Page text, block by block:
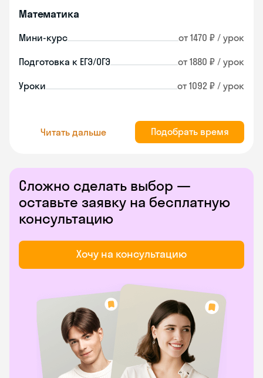
Математика
Мини-курс от 1470 ₽ / урок
Подготовка к ЕГЭ/ОГЭ от 1880 ₽ / урок
Уроки от 1092 ₽ / урок
Читать дальше Подобрать время
Сложно сделать выбор —
оставьте заявку на бесплатную
консультацию
Хочу на консультацию